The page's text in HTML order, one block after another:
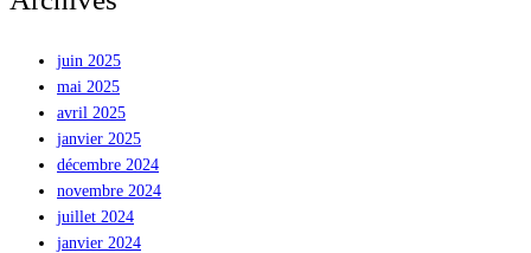
juin 2025
mai 2025
avril 2025
janvier 2025
décembre 2024
novembre 2024
juillet 2024
janvier 2024